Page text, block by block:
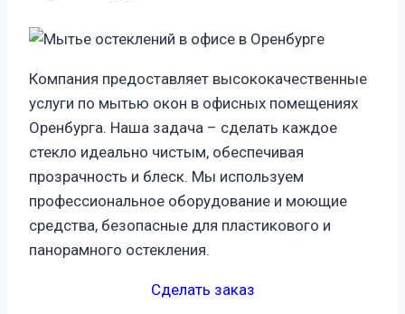
Компания предоставляет высококачественные
услуги по мытью окон в офисных помещениях
Оренбурга. Наша задача – сделать каждое
стекло идеально чистым, обеспечивая
прозрачность и блеск. Мы используем
профессиональное оборудование и моющие
средства, безопасные для пластикового и
панорамного остекления.
Сделать заказ